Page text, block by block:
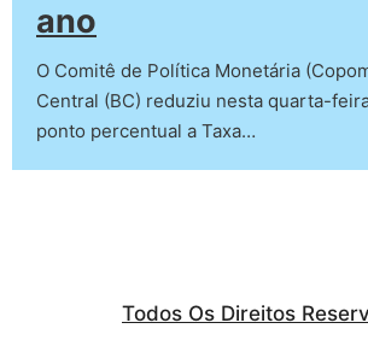
ano
O Comitê de Política Monetária
Central (BC) reduziu nesta quarta-
ponto percentual a Taxa…
Todos Os Direitos